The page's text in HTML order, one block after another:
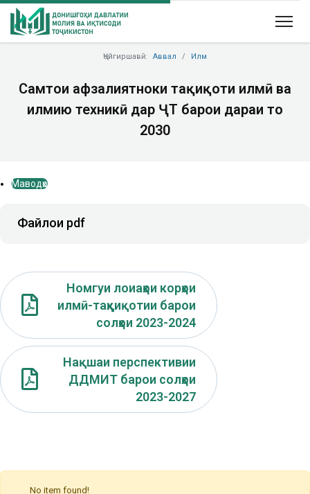
Ҷойгиршавӣ: Аввал Илм
Самтҳои афзалиятноки таҳқиқоти илмӣ ва
илмию техникӣ дар ҶТ барои дараи то
2030
Маводҳо
Файлҳои pdf
Номгуи лоиаҳои корҳои
илмӣ-таҳқиқотии барои
солҳои 2023-2024
Нақшаи перспективии
ДДМИТ барои солҳои
2023-2027
No item found!